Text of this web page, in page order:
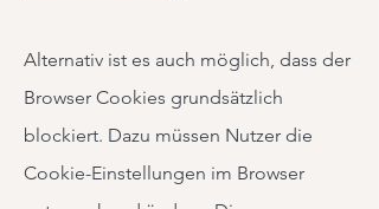
Alternativ ist es auch möglich, dass der
Browser Cookies grundsätzlich
blockiert. Dazu müssen Nutzer die
Cookie-Einstellungen im Browser